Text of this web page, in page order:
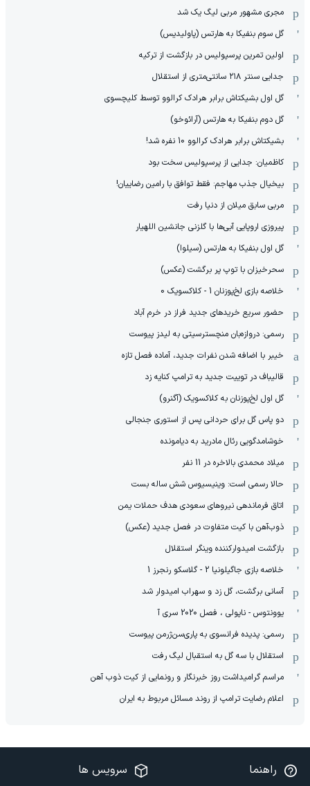
مجری مشهور مربی لیگ یک شد
گل سوم بنفیکا به هارتس (پاولیدیس)
اولین تمرین پرسپولیس در بازگشت از ترکیه
جدایی سنتر ۲۱۸ سانتی‌متری از استقلال
گل اول بشیکتاش برابر هرادک کرالوو توسط کلیچسوی
گل دوم بنفیکا به هارتس (آرائوخو)
بشیکتاش برابر هرادک کرالوو 10 نفره شد!
کاظمیان: جدایی از پرسپولیس سخت بود
بیخیال جذب مهاجم: فقط توافق با رامین رضاییان!
مربی سابق میلان از دنیا رفت
پیروزی اروپایی آبی‌ها با گلزنی جانشین اللهیار
گل اول بنفیکا به هارتس (سیلوا)
سحرخیزان با توپ پر برگشت (عکس)
خلاصه بازی لخ‌پوزنان 1 - کلاکسویک 0
حضور سریع خریدهای جدید فراز در خرم آباد
رسمی: دروازه‌بان منچسترسیتی به لیدز پیوست
خیبر با اضافه شدن نفرات جدید، آماده فصل تازه
قالیباف در توییت جدید به ترامپ کنایه زد
گل اول لخ‌پوزنان به کلاکسویک (آگنرو)
دو پاس گل برای حردانی پس از استوری جنجالی
خوشامدگویی رئال مادرید به دیامونده
میلاد محمدی بالاخره در 11 نفر
حالا رسمی است: وینیسیوس شش ساله بست
اتاق فرماندهی نیروهای سعودی هدف حملات یمن
ذوب‌آهن با کیت متفاوت در فصل جدید (عکس)
بازگشت امیدوارکننده وینگر استقلال
خلاصه بازی جاگیلونیا 2 - گلاسکو رنجرز 1
آسانی برگشت، گل زد و سهراب امیدوار شد
یوونتوس - ناپولی ، فصل 2020 سری آ
رسمی: پدیده فرانسوی به پاری‌سن‌ژرمن پیوست
استقلال با سه گل به استقبال لیگ رفت
مراسم گرامیداشت روز خبرنگار و رونمایی از کیت ذوب آهن
اعلام رضایت ترامپ از روند مسائل مربوط به ایران
راهنما سرویس ها